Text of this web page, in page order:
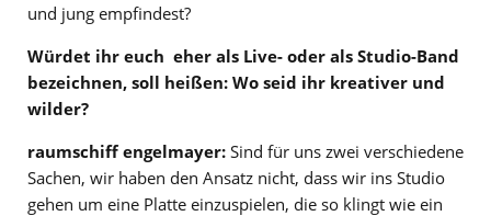
und jung empfindest?
Würdet ihr euch eher als Live- oder als Studio-Band
bezeichnen, soll heißen: Wo seid ihr kreativer und
wilder?
raumschiff engelmayer: Sind für uns zwei verschiedene
Sachen, wir haben den Ansatz nicht, dass wir ins Studio
gehen um eine Platte einzuspielen, die so klingt wie ein